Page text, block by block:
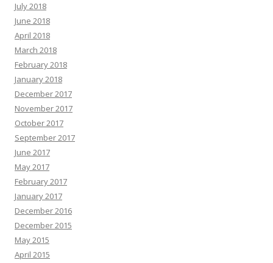
July 2018
June 2018
April 2018
March 2018
February 2018
January 2018
December 2017
November 2017
October 2017
September 2017
June 2017
May 2017
February 2017
January 2017
December 2016
December 2015
May 2015
April 2015